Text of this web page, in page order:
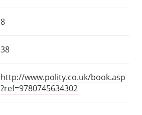
8
38
http://www.polity.co.uk/book.asp
?ref=9780745634302